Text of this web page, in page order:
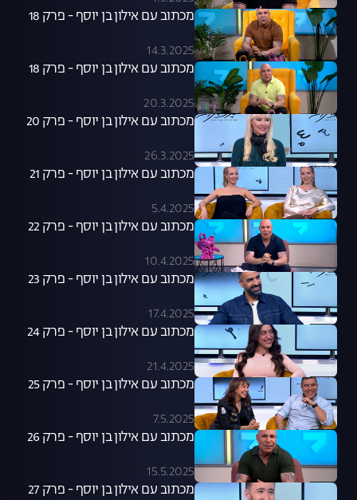
מכתוב עם אילון בן יוסף - פרק 18
14.3.2025
מכתוב עם אילון בן יוסף - פרק 18
20.3.2025
מכתוב עם אילון בן יוסף - פרק 20
26.3.2025
מכתוב עם אילון בן יוסף - פרק 21
5.4.2025
מכתוב עם אילון בן יוסף - פרק 22
10.4.2025
מכתוב עם אילון בן יוסף - פרק 23
17.4.2025
מכתוב עם אילון בן יוסף - פרק 24
21.4.2025
מכתוב עם אילון בן יוסף - פרק 25
7.5.2025
מכתוב עם אילון בן יוסף - פרק 26
15.5.2025
מכתוב עם אילון בן יוסף - פרק 27